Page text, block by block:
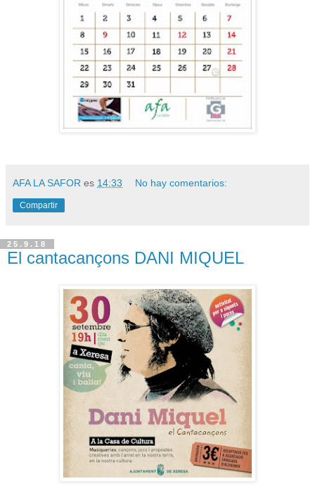
AFA LA SAFOR es 14:33 No hay comentarios:
Compartir
25.9.18
El cantacançons DANI MIQUEL